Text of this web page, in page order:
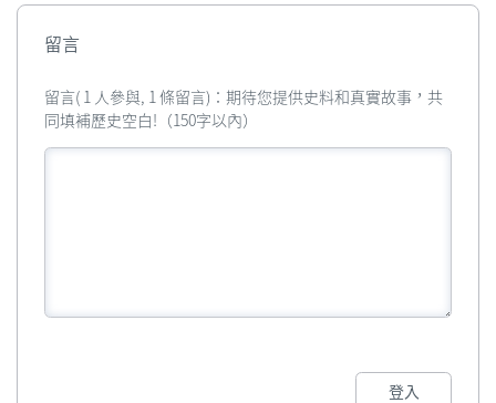
留言
留言( 1 人參與, 1 條留言)：期待您提供史料和真實故事，共
同填補歷史空白!（150字以內）
登入